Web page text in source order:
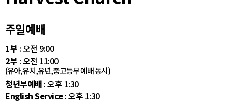
주일예배
1부 : 오전 9:00
2부 : 오전 11:00
(유아,유치,유년,중고등부 예배 동시)
청년부예배 : 오후 1:30
English Service: 오후 1:30